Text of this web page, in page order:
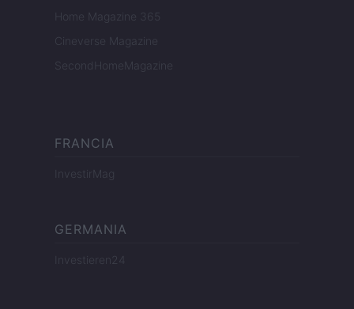
Home Magazine 365
Cineverse Magazine
SecondHomeMagazine
FRANCIA
InvestirMag
GERMANIA
Investieren24